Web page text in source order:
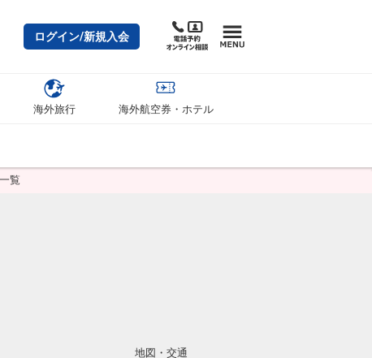
ログイン/新規入会
海外旅行 海外航空券・ホテル
覧
地図・交通